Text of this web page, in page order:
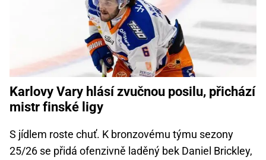
Karlovy Vary hlásí zvučnou posilu, přichází
mistr finské ligy
S jídlem roste chuť. K bronzovému týmu sezony
25/26 se přidá ofenzivně laděný bek Daniel Brickley,